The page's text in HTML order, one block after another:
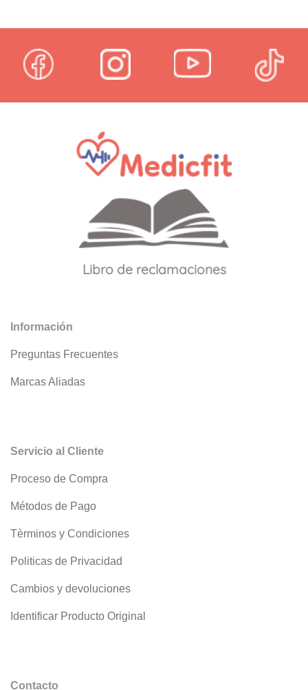
Libro de reclamaciones
Información
Preguntas Frecuentes
Marcas Aliadas
Servicio al Cliente
Proceso de Compra
Métodos de Pago
Tèrminos y Condiciones
Politicas de Privacidad
Cambios y devoluciones
Identificar Producto Original
Contacto